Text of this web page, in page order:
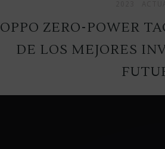
OPPO ZERO-POWER
DE LOS MEJORES